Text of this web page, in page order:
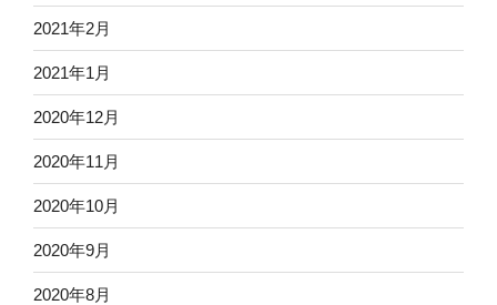
2021年2月
2021年1月
2020年12月
2020年11月
2020年10月
2020年9月
2020年8月